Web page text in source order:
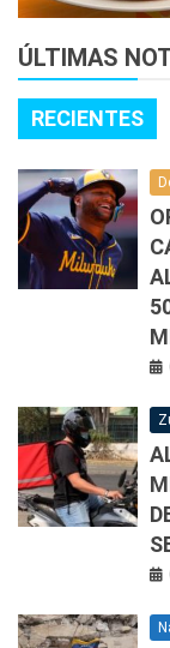
ÚLTIMAS
RECIENTES